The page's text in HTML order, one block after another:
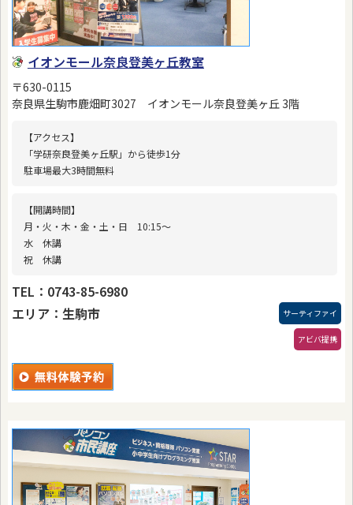
イオンモール奈良登美ヶ丘教室
〒630-0115
奈良県生駒市鹿畑町3027 イオンモール奈良登美ヶ丘 3階
【アクセス】
「学研奈良登美ヶ丘駅」から徒歩1分
駐車場最大3時間無料
【開講時間】
月・火・木・金・土・日 10:15〜
水 休講
祝 休講
TEL：0743-85-6980
エリア：生駒市
サーティファイ
アビバ提携